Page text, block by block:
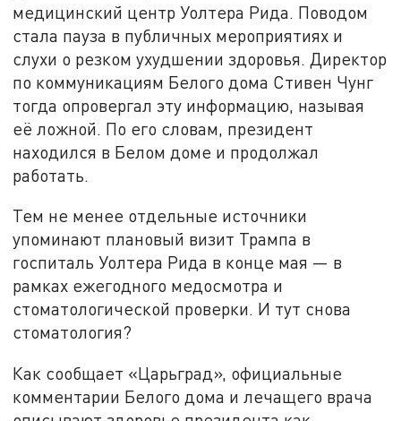
медицинский центр Уолтера Рида. Поводом
стала пауза в публичных мероприятиях и
слухи о резком ухудшении здоровья. Директор
по коммуникациям Белого дома Стивен Чунг
тогда опровергал эту информацию, называя
её ложной. По его словам, президент
находился в Белом доме и продолжал
работать.
Тем не менее отдельные источники
упоминают плановый визит Трампа в
госпиталь Уолтера Рида в конце мая — в
рамках ежегодного медосмотра и
стоматологической проверки. И тут снова
стоматология?
Как сообщает «Царьград», официальные
комментарии Белого дома и лечащего врача